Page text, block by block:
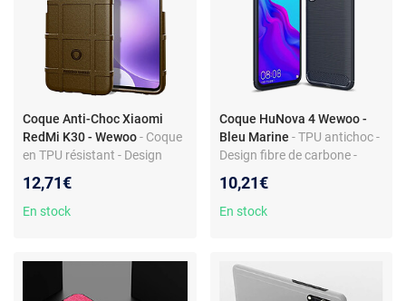
Coque Anti-Choc Xiaomi
RedMi K30 - Wewoo- Coque
en TPU résistant - Design
Accès aux boutons
12,71€
En stock
Coque HuNova 4 Wewoo -
Bleu Marine - TPU antichoc -
Design fibre de carbone -
10,21€
En stock